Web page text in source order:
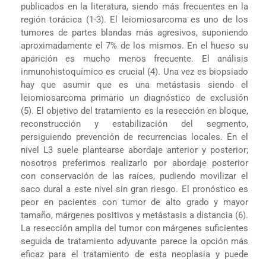
publicados en la literatura, siendo más frecuentes en la
región torácica (1-3). El leiomiosarcoma es uno de los
tumores de partes blandas más agresivos, suponiendo
aproximadamente el 7% de los mismos. En el hueso su
aparición es mucho menos frecuente. El análisis
inmunohistoquímico es crucial (4). Una vez es biopsiado
hay que asumir que es una metástasis siendo el
leiomiosarcoma primario un diagnóstico de exclusión
(5). El objetivo del tratamiento es la resección en bloque,
reconstrucción y estabilización del segmento,
persiguiendo prevención de recurrencias locales. En el
nivel L3 suele plantearse abordaje anterior y posterior;
nosotros preferimos realizarlo por abordaje posterior
con conservación de las raíces, pudiendo movilizar el
saco dural a este nivel sin gran riesgo. El pronóstico es
peor en pacientes con tumor de alto grado y mayor
tamaño, márgenes positivos y metástasis a distancia (6).
La resección amplia del tumor con márgenes suficientes
seguida de tratamiento adyuvante parece la opción más
eficaz para el tratamiento de esta neoplasia y puede